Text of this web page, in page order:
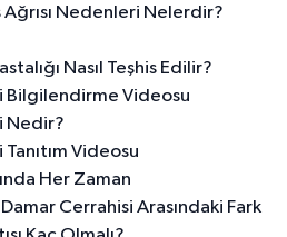
Nedenleri Nelerdir?
Nasıl Teşhis Edilir?
Bilgilendirme Videosu
Nedir?
Videosu
Her Zaman
Cerrahisi Arasındaki Fark